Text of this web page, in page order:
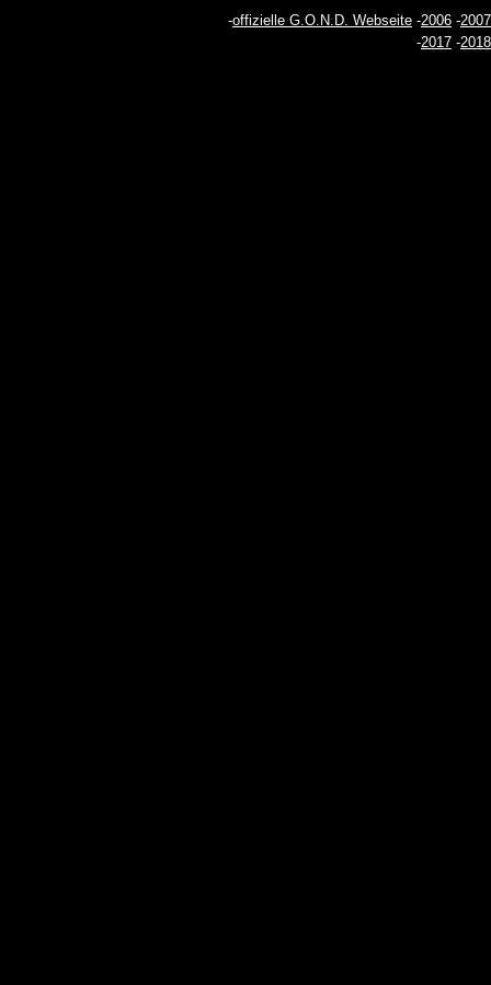
-offizielle G.O.N.D. Webseite -2006 -2007
-2017 -2018